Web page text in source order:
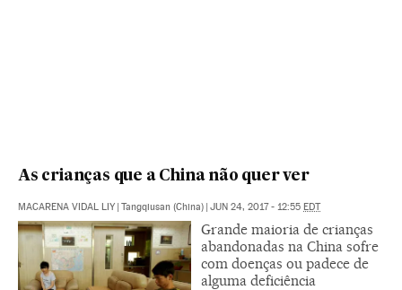
As crianças que a China não quer ver
MACARENA VIDAL LIY | Tangqiusan (China) | JUN 24, 2017 - 12:55 EDT
Grande maioria de crianças
abandonadas na China sofre
com doenças ou padece de
alguma deficiência